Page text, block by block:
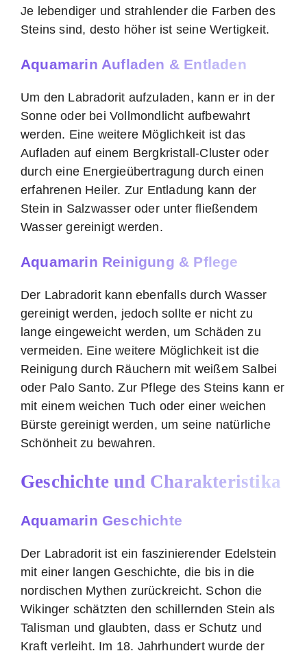
Je lebendiger und strahlender die Farben des
Steins sind, desto höher ist seine Wertigkeit.
Aquamarin Aufladen & Entladen
Um den Labradorit aufzuladen, kann er in der
Sonne oder bei Vollmondlicht aufbewahrt
werden. Eine weitere Möglichkeit ist das
Aufladen auf einem Bergkristall-Cluster oder
durch eine Energieübertragung durch einen
erfahrenen Heiler. Zur Entladung kann der
Stein in Salzwasser oder unter fließendem
Wasser gereinigt werden.
Aquamarin Reinigung & Pflege
Der Labradorit kann ebenfalls durch Wasser
gereinigt werden, jedoch sollte er nicht zu
lange eingeweicht werden, um Schäden zu
vermeiden. Eine weitere Möglichkeit ist die
Reinigung durch Räuchern mit weißem Salbei
oder Palo Santo. Zur Pflege des Steins kann er
mit einem weichen Tuch oder einer weichen
Bürste gereinigt werden, um seine natürliche
Schönheit zu bewahren.
Geschichte und Charakteristika
Aquamarin Geschichte
Der Labradorit ist ein faszinierender Edelstein
mit einer langen Geschichte, die bis in die
nordischen Mythen zurückreicht. Schon die
Wikinger schätzten den schillernden Stein als
Talisman und glaubten, dass er Schutz und
Kraft verleiht. Im 18. Jahrhundert wurde der